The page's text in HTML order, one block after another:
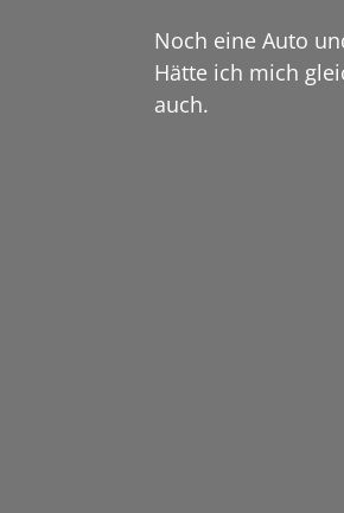
Noch eine Auto
Hätte ich mich
auch.